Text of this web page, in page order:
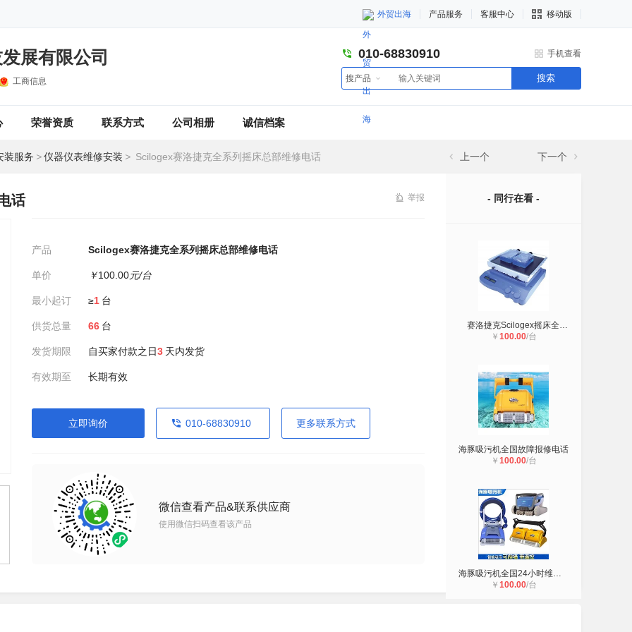
外贸出海 产品服务 客服中心 移动版
展有限公司
工商信息
010-68830910 手机查看
搜产品 搜索
荣誉资质 联系方式 公司相册 诚信档案
装服务 >仪器仪表维修安装 > Scilogex赛洛捷克全系列摇床总部维修电话 上一个 下一个
话 举报
产品 Scilogex赛洛捷克全系列摇床总部维修电话
单价 ￥100.00元/台
最小起订 ≥1 台
供货总量 66 台
发货期限 自买家付款之日3 天内发货
有效期至 长期有效
立即询价 010-68830910 更多联系方式
微信查看产品&联系供应商
使用微信扫码查看该产品
- 同行在看 -
赛洛捷克Scilogex摇床全国24小时维
￥ 100.00/台
海豚吸污机全国故障报修电话
￥ 100.00/台
海豚吸污机全国24小时维修客服热线
￥ 100.00/台